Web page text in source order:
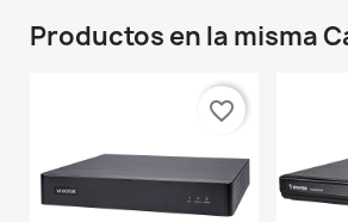
Productos en la misma
favorite_border